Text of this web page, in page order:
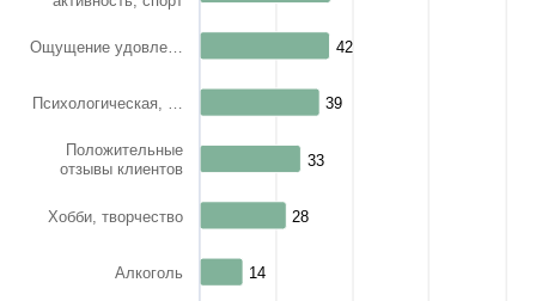
42
42
39
39
33
33
28
28
14
14
Ощущение удовле…
Психологическая, …
Положительные
отзывы клиентов
Хобби, творчество
Алкоголь